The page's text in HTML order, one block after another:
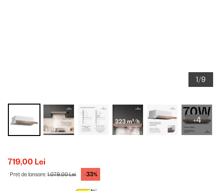
1/9
+4
719,00 Lei
Preț de lansare:1.079,00 Lei -33%